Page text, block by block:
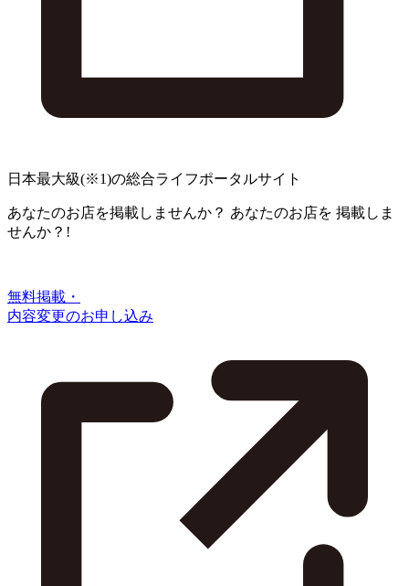
日本最大級(※1)の総合ライフポータルサイト
あなたのお店を掲載しませんか？ あなたのお店を 掲載しま
せんか？!
無料掲載・
内容変更のお申し込み